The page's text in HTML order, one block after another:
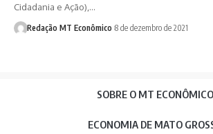
Cidadania e Ação),…
Redação MT Econômico 8 de dezembro de 2021
SOBRE O MT ECONÔMICO
ECONOMIA DE MATO